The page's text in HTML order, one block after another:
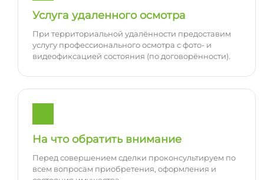
Услуга удаленного осмотра
При территориальной удалённости предоставим
услугу профессионального осмотра с фото- и
видеофиксацией состояния (по договорённости).
На что обратить внимание
Перед совершением сделки проконсультируем по
всем вопросам приобретения, оформления и